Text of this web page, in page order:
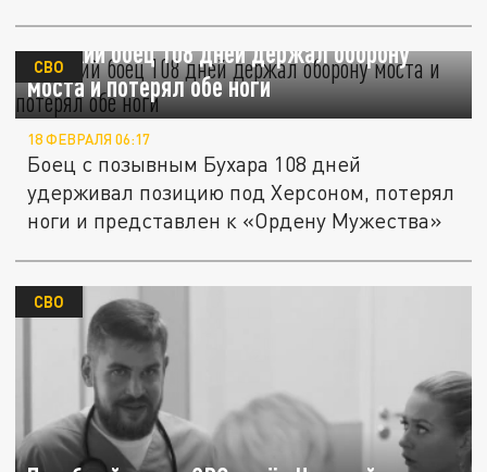
Русский боец 108 дней держал оборону
моста и потерял обе ноги
СВО
18 ФЕВРАЛЯ 06:17
Боец с позывным Бухара 108 дней
удерживал позицию под Херсоном, потерял
ноги и представлен к «Ордену Мужества»
СВО